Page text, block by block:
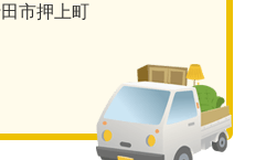
市押上町